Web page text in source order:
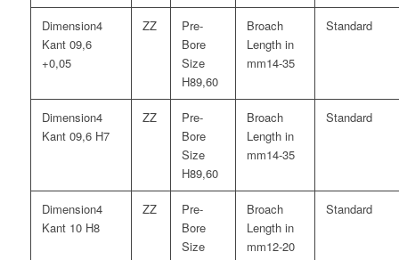
4
Kant 09,6
+0,05
9,60
14-35
4
Kant 09,6 H7
9,60
14-35
4
Kant 10 H8
12-20